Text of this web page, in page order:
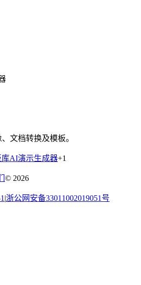
文档转换及模板。
库AI演示生成器+1
© 2026
|浙公网安备33011002019051号